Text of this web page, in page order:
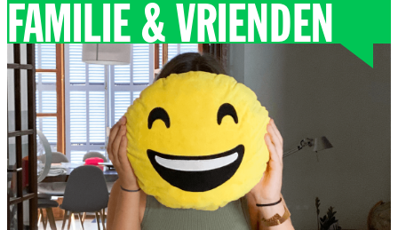
FAMILIE & VRIENDEN